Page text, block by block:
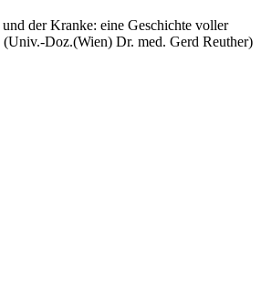
der Kranke: eine Geschichte voller
(Univ.-Doz.(Wien) Dr. med. Gerd Reuther)